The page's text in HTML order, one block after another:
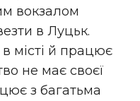
вокзалом
в Луцьк.
місті й працює
не має своєї
з багатьма